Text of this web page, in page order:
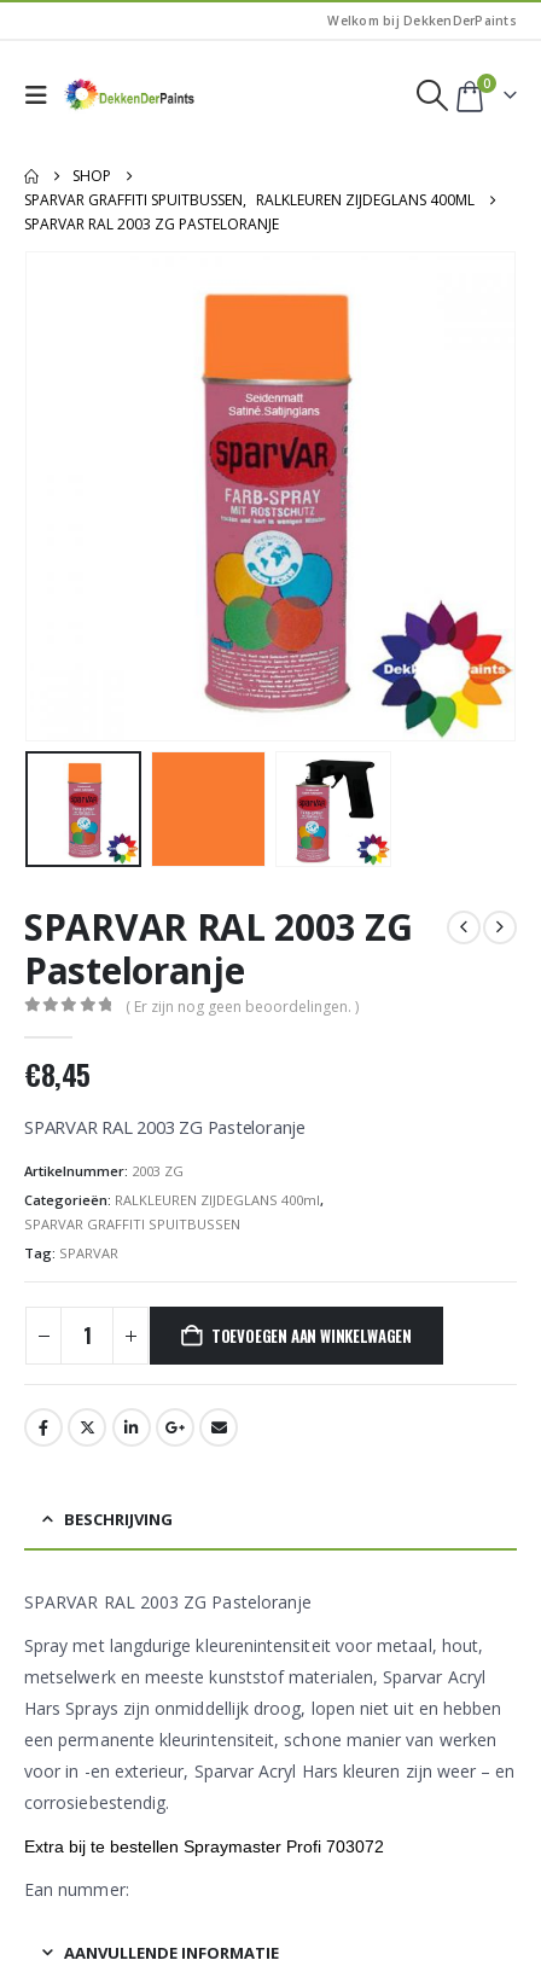
Welkom bij DekkenDerPaints
0
SHOP
SPARVAR GRAFFITI SPUITBUSSEN, RALKLEUREN ZIJDEGLANS 400ML
SPARVAR RAL 2003 ZG PASTELORANJE
SPARVAR RAL 2003 ZG
Pasteloranje
( Er zijn nog geen beoordelingen. )
€8,45
SPARVAR RAL 2003 ZG Pasteloranje
Artikelnummer: 2003 ZG
Categorieën: RALKLEUREN ZIJDEGLANS 400ml,
SPARVAR GRAFFITI SPUITBUSSEN
Tag: SPARVAR
TOEVOEGEN AAN WINKELWAGEN
BESCHRIJVING
SPARVAR RAL 2003 ZG Pasteloranje
Spray met langdurige kleurenintensiteit voor metaal, hout,
metselwerk en meeste kunststof materialen, Sparvar Acryl
Hars Sprays zijn onmiddellijk droog, lopen niet uit en hebben
een permanente kleurintensiteit, schone manier van werken
voor in -en exterieur, Sparvar Acryl Hars kleuren zijn weer – en
corrosiebestendig.
Extra bij te bestellen Spraymaster Profi 703072
Ean nummer:
AANVULLENDE INFORMATIE